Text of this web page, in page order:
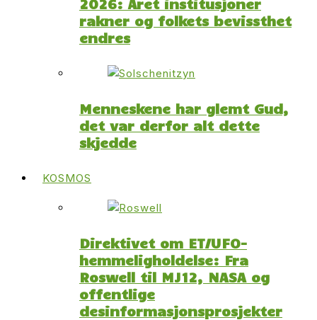
2026: Året institusjoner
rakner og folkets bevissthet
endres
Menneskene har glemt Gud,
det var derfor alt dette
skjedde
KOSMOS
Direktivet om ET/UFO-
hemmeligholdelse: Fra
Roswell til MJ12, NASA og
offentlige
desinformasjonsprosjekter